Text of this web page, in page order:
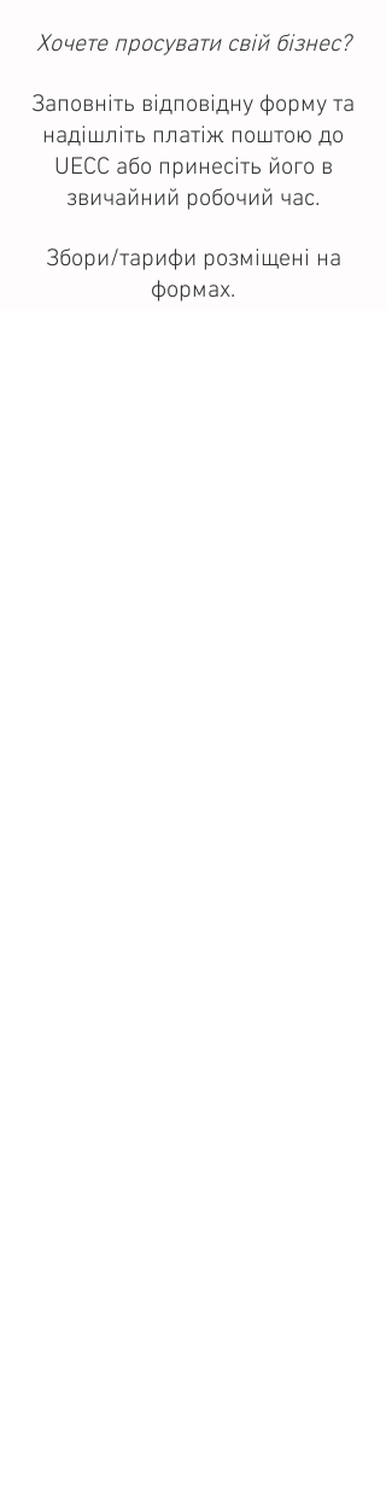
Хочете просувати свій бізнес?
Заповніть відповідну форму та
надішліть платіж поштою до
UECC або принесіть його в
звичайний робочий час.
Збори/тарифи розміщені на
формах.